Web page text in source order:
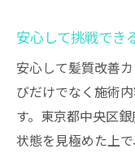
安心して挑戦でき
安心して髪質改善
びだけでなく施術
す。東京都中央区
状態を見極めた上